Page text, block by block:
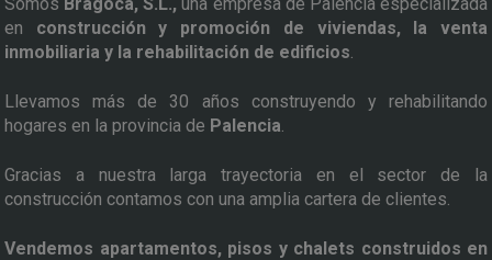
en construcción y promoción de viviendas, la venta
inmobiliaria y la rehabilitación de edificios.
Llevamos más de 30 años construyendo y rehabilitando
hogares en la provincia de Palencia.
Gracias a nuestra larga trayectoria en el sector de la
construcción contamos con una amplia cartera de clientes.
Vendemos apartamentos, pisos y chalets construidos en